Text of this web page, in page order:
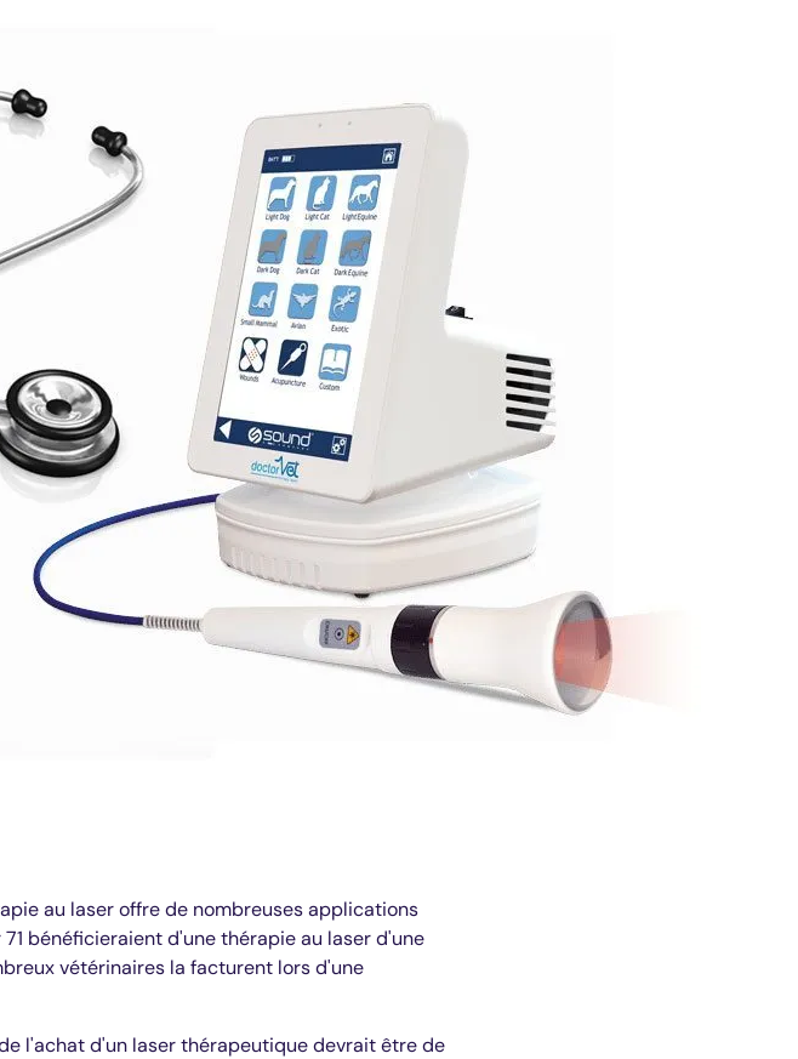
au laser offre de nombreuses applications
bénéficieraient d'une thérapie au laser d'une
vétérinaires la facturent lors d'une
l'achat d'un laser thérapeutique devrait être de